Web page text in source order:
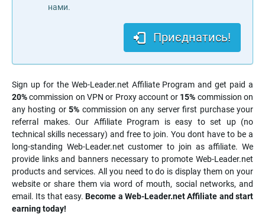
нами.
Приєднатись!
Sign up for the Web-Leader.net Affiliate Program and get paid a
20%commission on VPN or Proxy account or 15% commission on
any hosting or5% commission on any server first purchase your
referral makes. Our Affiliate Program is easy to set up (no
technical skills necessary) and free to join. You dont have to be a
long-standing Web-Leader.net customer to join as affiliate. We
provide links and banners necessary to promote Web-Leader.net
products and services. All you need to do is display them on your
website or share them via word of mouth, social networks, and
email. Its that easy.Become a Web-Leader.net Affiliate and start
earning today!